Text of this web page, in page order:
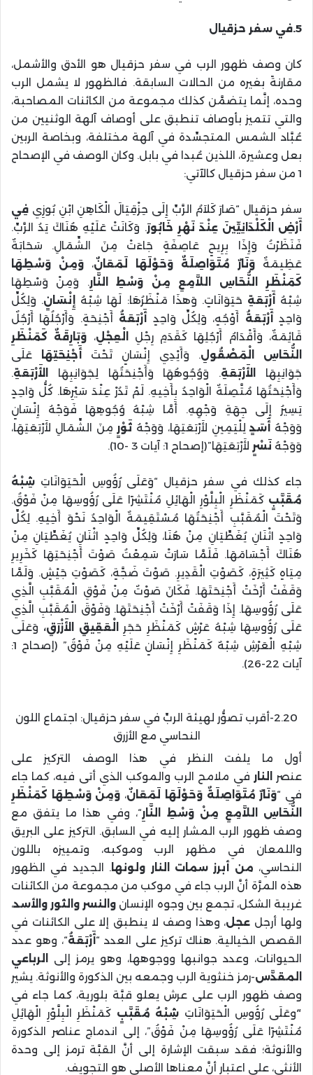
5.في سفر حزقيال
كان وصف ظهور الرب في سفر حزقيال هو الأدق والأشمل،
مقارنةً بغيره من الحالات السابقة. فالظهور لا يشمل الرب
وحده، إنَّما يتضمَّن كذلك مجموعة من الكائنات المصاحبة،
والتي تتميز بأوصاف تنطبق على أوصاف آلهة الوثنيين من
عُبَّاد الشمس المتجسِّدة في آلهة مختلفة، وبخاصة الربين
بعل وعشيرة، اللذين عُبدا في بابل. وكان الوصف في الإصحاح
1 من سفر حزقيال كالآتي:
سفر حزقيال “صَارَ كَلاَمُ الرَّبِّ إِلَى حِزْقِيَالَ الْكَاهِنِ ابْنِ بُوزِي فِي
أَرْضِ الْكَلْدَانِيِّينَ عِنْدَ نَهْرِ خَابُورَ. وَكَانَتْ عَلَيْهِ هُنَاكَ يَدُ الرَّبِّ.
فَنَظَرْتُ وَإِذَا بِرِيحٍ عَاصِفَةٍ جَاءَتْ مِنَ الشِّمَالِ. سَحَابَةٌ
عَظِيمَةٌ وَنَارٌ مُتَوَاصِلَةٌ وَحَوْلَهَا لَمَعَانٌ، وَمِنْ وَسْطِهَا
كَمَنْظَرِ النُّحَاسِ اللاَّمِعِ مِنْ وَسْطِ النَّارِ. وَمِنْ وَسْطِهَا
شِبْهُأَرْبَعَةِ حَيَوَانَاتٍ. وَهذَا مَنْظَرُهَا: لَهَا شِبْهُ إِنْسَانٍ. وَلِكُلِّ
وَاحِدٍأَرْبَعَةُ أَوْجُهٍ، وَلِكُلِّ وَاحِدٍ أَرْبَعَةُ أَجْنِحَةٍ. وَأَرْجُلُهَا أَرْجُلٌ
قَائِمَةٌ، وَأَقْدَامُ أَرْجُلِهَا كَقَدَمِ رِجْلِ
الْعِجْلِ، وَبَارِقَةٌ كَمَنْظَرِ
النُّحَاسِ الْمَصْقُولِ. وَأَيْدِي إِنْسَانٍ تَحْتَ أَجْنِحَتِهَا
عَلَى
جَوَانِبِهَا
الأَرْبَعَةِ. وَوُجُوهُهَا وَأَجْنِحَتُهَا لِجَوَانِبِهَا الأَرْبَعَةِ.
وَأَجْنِحَتُهَا مُتَّصِلَةٌ الْوَاحِدُ بِأَخِيهِ. لَمْ تَدُرْ عِنْدَ سَيْرِهَا. كُلُّ وَاحِدٍ
يَسِيرُ إِلَى جِهَةِ وَجْهِهِ. أَمَّا شِبْهُ وُجُوهِهَا فَوَجْهُ إِنْسَانٍ
وَوَجْهُ أَسَدٍلِلْيَمِينِ لأَرْبَعَتِهَا، وَوَجْهُ ثَوْرٍ مِنَ الشِّمَالِ لأَرْبَعَتِهَا،
وَوَجْهُ نَسْرٍ لأَرْبَعَتِهَا”(إصحاح 1: آيات 3 -10).
جاء كذلك في سفر حزقيال “وَعَلَى رُؤُوسِ الْحَيَوَانَاتِ شِبْهُ
مُقَبَّبٍكَمَنْظَرِ الْبِلَّوْرِ الْهَائِلِ مُنْتَشِرًا عَلَى رُؤُوسِهَا مِنْ فَوْقُ.
وَتَحْتَ الْمُقَبَّبِ أَجْنِحَتُهَا مُسْتَقِيمَةٌ الْوَاحِدُ نَحْوَ أَخِيهِ. لِكُلِّ
وَاحِدٍ اثْنَانِ يُغَطِّيَانِ مِنْ هُنَا، وَلِكُلِّ وَاحِدٍ اثْنَانِ يُغَطِّيَانِ مِنْ
هُنَاكَ أَجْسَامَهَا. فَلَمَّا سَارَتْ سَمِعْتُ صَوْتَ أَجْنِحَتِهَا كَخَرِيرِ
مِيَاهٍ كَثِيرَةٍ، كَصَوْتِ الْقَدِيرِ. صَوْتَ ضَجَّةٍ، كَصَوْتِ جَيْشٍ. وَلَمَّا
وَقَفَتْ أَرْخَتْ أَجْنِحَتَهَا. فَكَانَ صَوْتٌ مِنْ فَوْقِ الْمُقَبَّبِ الَّذِي
عَلَى رُؤُوسِهَا. إِذَا وَقَفَتْ أَرْخَتْ أَجْنِحَتَهَا. وَفَوْقَ الْمُقَبَّبِ الَّذِي
عَلَى رُؤُوسِهَا شِبْهُ عَرْشٍ كَمَنْظَرِ حَجَرِ
الْعَقِيقِ الأَزْرَقِ، وَعَلَى
شِبْهِ الْعَرْشِ شِبْهٌ كَمَنْظَرِ إِنْسَانٍ عَلَيْهِ مِنْ فَوْقُ” (إصحاح 1:
آيات 22-26).
2.20-أقرب تصوُّر لهيئة الربِّ في سفر حزقيال: اجتماع اللون
النحاسي مع الأزرق
أول ما يلفت النظر في هذا الوصف التركيز على
عنصر
النار في ملامح الرب والموكب الذي أتى فيه، كما جاء
في “وَنَارٌ مُتَوَاصِلَةٌ وَحَوْلَهَا لَمَعَانٌ، وَمِنْ وَسْطِهَا كَمَنْظَرِ
النُّحَاسِ اللاَّمِعِ مِنْ وَسْطِ النَّارِ“، وفي هذا ما يتفق مع
وصف ظهور الرب المشار إليه في السابق. التركيز على البريق
واللمعان في مظهر الرب وموكبه، وتمييزه باللون
النحاسي، من أبرز سمات النار ولونها. الجديد في الظهور
هذه المرَّة أنَّ الرب جاء في موكب من مجموعة من الكائنات
غريبة الشكل، تجمع بين وجوه الإنسان والنسر والثور والأسد،
ولها أرجل عجل، وهذا وصف لا ينطبق إلا على الكائنات في
القصص الخيالية. هناك تركيز على العدد “أَرْبَعَةُ“، وهو عدد
الحيوانات، وعدد جوانبها ووجوهها، وهو يرمز إلى
الرباعي
المقدَّس-رمز خنثوية الرب وجمعه بين الذكورة والأنوثة. يشير
وصف ظهور الرب على عرش يعلو قبَّة بلورية، كما جاء في
“َوعَلَى رُؤُوسِ الْحَيَوَانَاتِ شِبْهُ مُقَبَّبٍ كَمَنْظَرِ الْبِلَّوْرِ الْهَائِلِ
مُنْتَشِرًا عَلَى رُؤُوسِهَا مِنْ فَوْقُ”، إلى اندماج عناصر الذكورة
والأنوثة؛ فقد سبقت الإشارة إلى أنَّ القبَّة ترمز إلى وحدة
الأنثى، على اعتبار أنَّ معناها الأصلي هو التجويف.